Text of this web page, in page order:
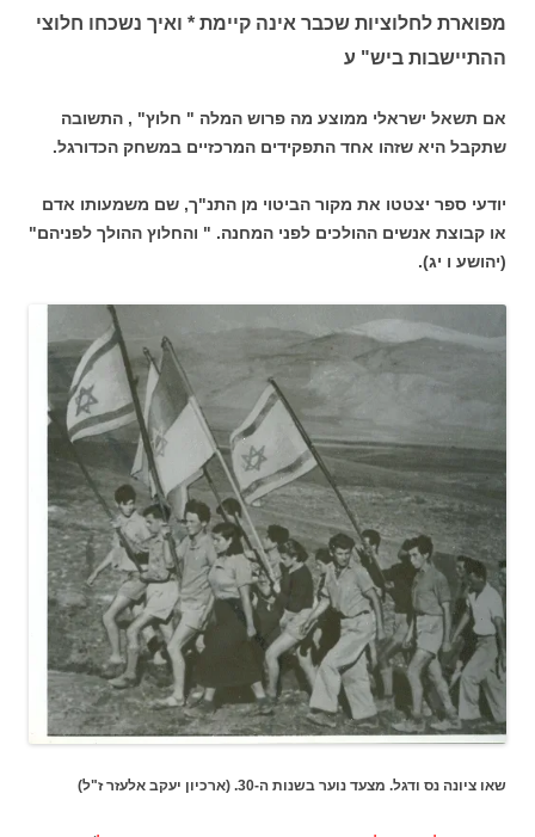
מפוארת לחלוציות שכבר אינה קיימת * ואיך נשכחו חלוצי
ההתיישבות ביש" ע
אם תשאל ישראלי ממוצע מה פרוש המלה " חלוץ" , התשובה
שתקבל היא שזהו אחד התפקידים המרכזיים במשחק הכדורגל.
יודעי ספר יצטטו את מקור הביטוי מן התנ"ך, שם משמעותו אדם
או קבוצת אנשים ההולכים לפני המחנה. " והחלוץ ההולך לפניהם"
(יהושע ו יג).
שאו ציונה נס ודגל. מצעד נוער בשנות ה-30. (ארכיון יעקב אלעזר ז"ל)